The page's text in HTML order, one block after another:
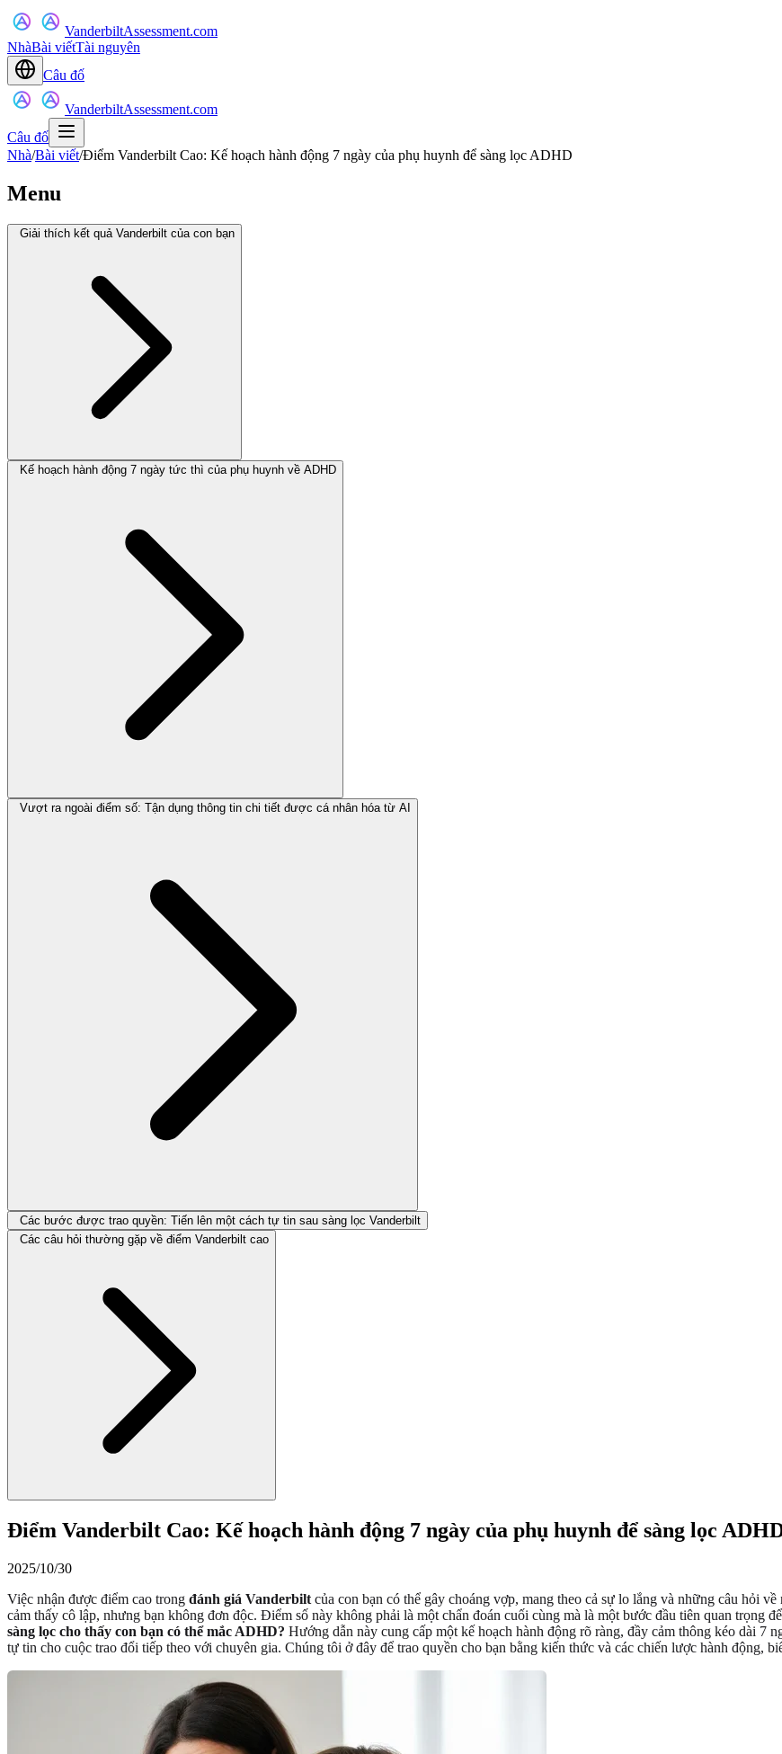
VanderbiltAssessment.com
NhàBài viếtTài nguyên
Câu đố
VanderbiltAssessment.com
Câu đố
Nhà/Bài viết/Điểm Vanderbilt Cao: Kế hoạch hành động 7 ngày của phụ huynh để sàng lọc ADHD
Menu
Giải thích kết quả Vanderbilt của con bạn
Kế hoạch hành động 7 ngày tức thì của phụ huynh về ADHD
Vượt ra ngoài điểm số: Tận dụng thông tin chi tiết được cá nhân hóa từ AI
Các bước được trao quyền: Tiến lên một cách tự tin sau sàng lọc Vanderbilt
Các câu hỏi thường gặp về điểm Vanderbilt cao
Điểm Vanderbilt Cao: Kế hoạch hành động 7 ngày của phụ huynh để sàng lọc
2025/10/30
Việc nhận được điểm cao trong đánh giá Vanderbilt của con bạn có thể gây choáng vợp, mang theo cả sự lo lắng và những câu hỏi
cảm thấy cô lập, nhưng bạn không đơn độc. Điểm số này không phải là một chẩn đoán cuối cùng mà là một bước đầu tiên quan trọng
sàng lọc cho thấy con bạn có thể mắc ADHD? Hướng dẫn này cung cấp một kế hoạch hành động rõ ràng, đầy cảm thông kéo dài 7
tự tin cho cuộc trao đổi tiếp theo với chuyên gia. Chúng tôi ở đây để trao quyền cho bạn bằng kiến thức và các chiến lược hành động,